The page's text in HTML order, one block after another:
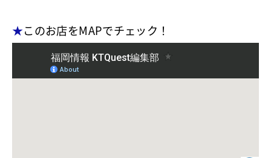
★このお店をMAPでチェック！